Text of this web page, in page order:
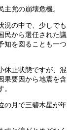
党の崩壊危機。
況の中で、少しでも
民から選任された議
知を図ることも一つ
休止状態ですが、混
果要因から地震を含
の月で三碧木星が年